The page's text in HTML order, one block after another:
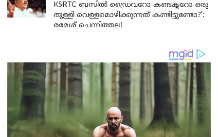
KSRTC ബസിൽ ഡ്രൈവറോ കണ്ടക്ടറോ ഒരു
തുള്ളി വെള്ളമൊഴിക്കുന്നത് കണ്ടിട്ടുണ്ടോ?’:
രമേശ് ചെന്നിത്തല!